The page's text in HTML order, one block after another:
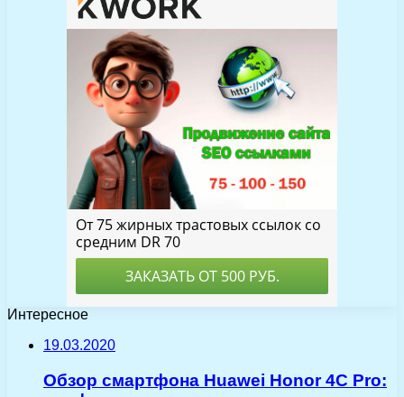
Интересное
19.03.2020
Обзор смартфона Huawei Honor 4C Pro: